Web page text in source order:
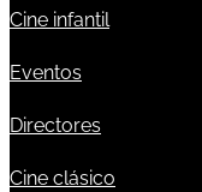
Cine infantil
Eventos
Directores
Cine clásico